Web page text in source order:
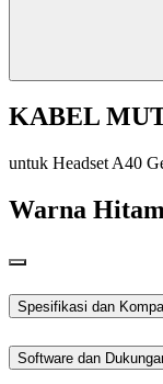
KABEL
untuk Headset A40
Warna
Spesifikasi dan
Software dan